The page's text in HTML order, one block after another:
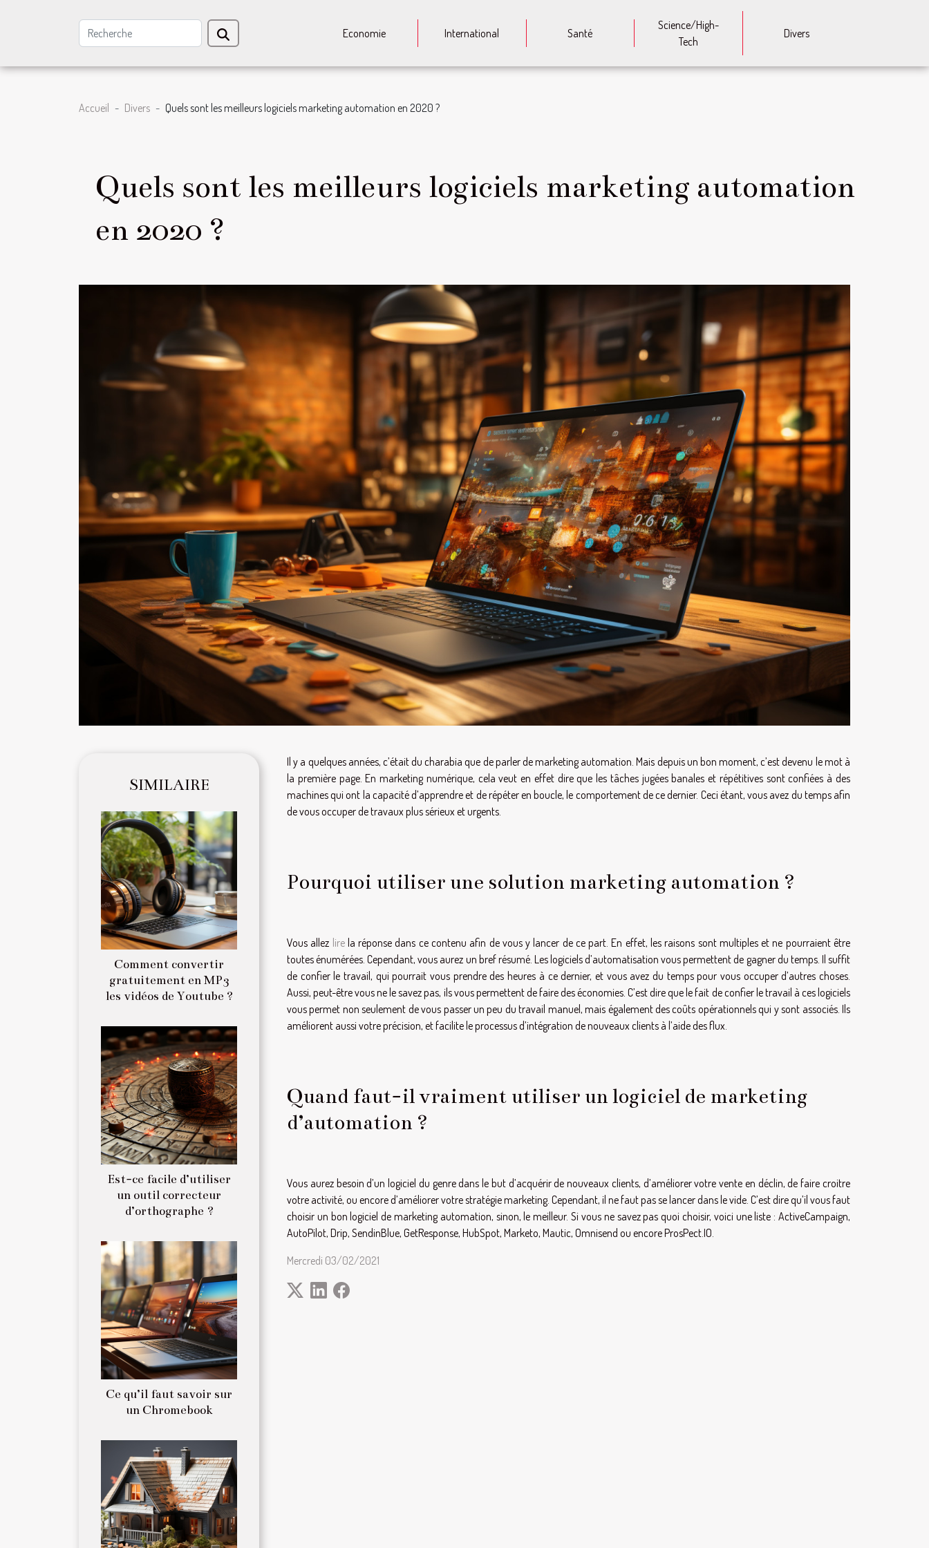
Economie International Santé
Science/High-
Tech
Divers
Accueil Divers Quels sont les meilleurs logiciels marketing automation en 2020 ?
Quels sont les meilleurs logiciels marketing automation
en 2020 ?
SIMILAIRE
Comment convertir
gratuitement en MP3
les vidéos de Youtube ?
Est-ce facile d’utiliser
un outil correcteur
d’orthographe ?
Ce qu’il faut savoir sur
un Chromebook
Il y a quelques années, c’était du charabia que de parler de marketing automation. Mais depuis un bon moment, c’est devenu le mot à
la première page. En marketing numérique, cela veut en effet dire que les tâches jugées banales et répétitives sont confiées à des
machines qui ont la capacité d’apprendre et de répéter en boucle, le comportement de ce dernier. Ceci étant, vous avez du temps afin
de vous occuper de travaux plus sérieux et urgents.
Pourquoi utiliser une solution marketing automation ?
Vous allez lirela réponse dans ce contenu afin de vous y lancer de ce part. En effet, les raisons sont multiples et ne pourraient être
toutes énumérées. Cependant, vous aurez un bref résumé. Les logiciels d’automatisation vous permettent de gagner du temps. Il suffit
de confier le travail, qui pourrait vous prendre des heures à ce dernier, et vous avez du temps pour vous occuper d’autres choses.
Aussi, peut-être vous ne le savez pas, ils vous permettent de faire des économies. C’est dire que le fait de confier le travail à ces logiciels
vous permet non seulement de vous passer un peu du travail manuel, mais également des coûts opérationnels qui y sont associés. Ils
améliorent aussi votre précision, et facilite le processus d’intégration de nouveaux clients à l’aide des flux.
Quand faut-il vraiment utiliser un logiciel de marketing
d’automation ?
Vous aurez besoin d’un logiciel du genre dans le but d’acquérir de nouveaux clients, d’améliorer votre vente en déclin, de faire croitre
votre activité, ou encore d’améliorer votre stratégie marketing. Cependant, il ne faut pas se lancer dans le vide. C’est dire qu’il vous faut
choisir un bon logiciel de marketing automation, sinon, le meilleur. Si vous ne savez pas quoi choisir, voici une liste : ActiveCampaign,
AutoPilot, Drip, SendinBlue, GetResponse, HubSpot, Marketo, Mautic, Omnisend ou encore ProsPect.IO.
Mercredi 03/02/2021